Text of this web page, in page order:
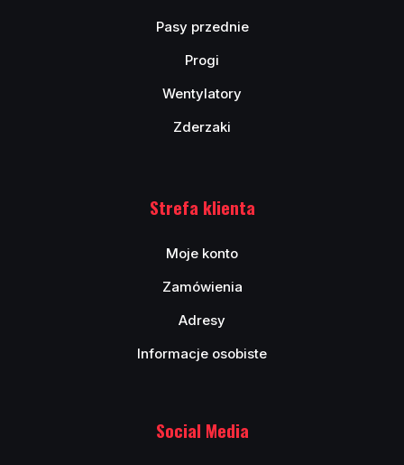
Pasy przednie
Progi
Wentylatory
Zderzaki
Strefa klienta
Moje konto
Zamówienia
Adresy
Informacje osobiste
Social Media